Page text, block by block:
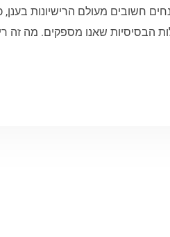
הבסיסיות שאנו מספקים. מה זה